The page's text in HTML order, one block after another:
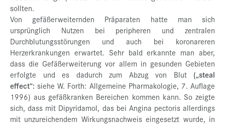
sollten.
Von gefäßerweiternden Präparaten hatte man sich
ursprünglich Nutzen bei peripheren und zentralen
Durchblutungsstörungen und auch bei koronareren
Herzerkrankungen erwartet. Sehr bald erkannte man aber,
dass die Gefäßerweiterung vor allem in gesunden Gebieten
erfolgte und es dadurch zum Abzug von Blut („steal
effect“: siehe W. Forth: Allgemeine Pharmakologie, 7. Auflage
1996) aus gefäßkranken Bereichen kommen kann. So zeigte
sich, dass mit Dipyridamol, das bei Angina pectoris allerdings
mit unzureichendem Wirkungsnachweis eingesetzt wurde, in